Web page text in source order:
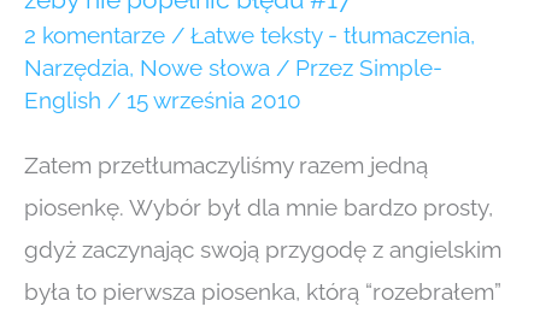
2 komentarze / Łatwe teksty - tłumaczenia,
Narzędzia, Nowe słowa / Przez Simple-
English / 15 września 2010
Zatem przetłumaczyliśmy razem jedną
piosenkę. Wybór był dla mnie bardzo prosty,
gdyż zaczynając swoją przygodę z angielskim
była to pierwsza piosenka, którą “rozebrałem”
–
przeczytaj,
żeby nie popełnić
błędu
#17